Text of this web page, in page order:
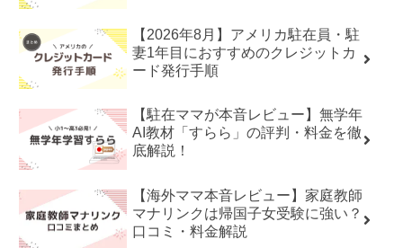
【2026年8月】アメリカ駐在員・駐
妻1年目におすすめのクレジットカ
ード発行手順
【駐在ママが本音レビュー】無学年
AI教材「すらら」の評判・料金を徹
底解説！
【海外ママ本音レビュー】家庭教師
マナリンクは帰国子女受験に強い？
口コミ・料金解説